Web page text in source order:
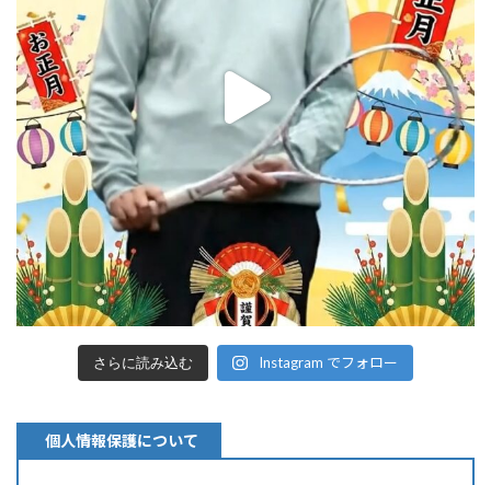
さらに読み込む Instagram でフォロー
個人情報保護について